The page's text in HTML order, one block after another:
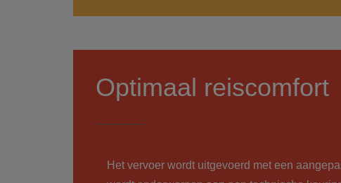
Optimaal reiscomfort
Het vervoer wordt uitgevoerd met een